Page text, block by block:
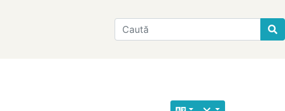
Find